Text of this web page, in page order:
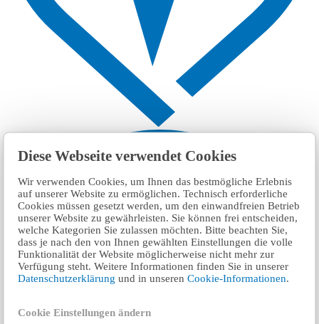
Diese Webseite verwendet Cookies
Wir verwenden Cookies, um Ihnen das bestmögliche Erlebnis
auf unserer Website zu ermöglichen. Technisch erforderliche
Cookies müssen gesetzt werden, um den einwandfreien Betrieb
unserer Website zu gewährleisten. Sie können frei entscheiden,
welche Kategorien Sie zulassen möchten. Bitte beachten Sie,
dass je nach den von Ihnen gewählten Einstellungen die volle
Funktionalität der Website möglicherweise nicht mehr zur
Verfügung steht. Weitere Informationen finden Sie in unserer
Datenschutzerklärungund in unserenCookie-Informationen.
Cookie Einstellungen ändern